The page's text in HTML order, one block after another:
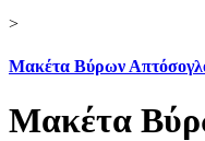
>
Μακέτα Βύρων
Μακέτα